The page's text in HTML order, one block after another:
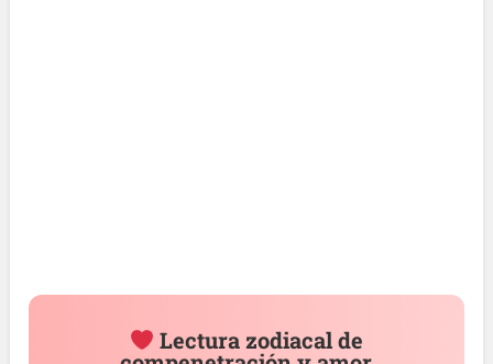
Lectura zodiacal de